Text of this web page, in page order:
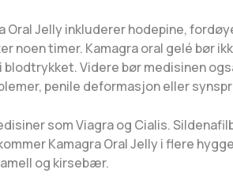
Oral Jelly inkluderer hodepine,
noen timer. Kamagra oral gelé bør
Videre bør medisinen
penile deformasjon eller
som Viagra og Cialis.
Kamagra Oral Jelly i flere
og kirsebær.